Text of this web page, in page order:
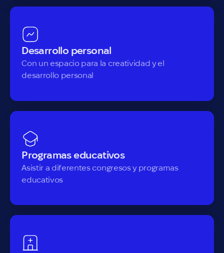
Desarrollo personal
Con un espacio para la creatividad y el
desarrollo personal
Programas educativos
Asistir a diferentes congresos y programas
educativos